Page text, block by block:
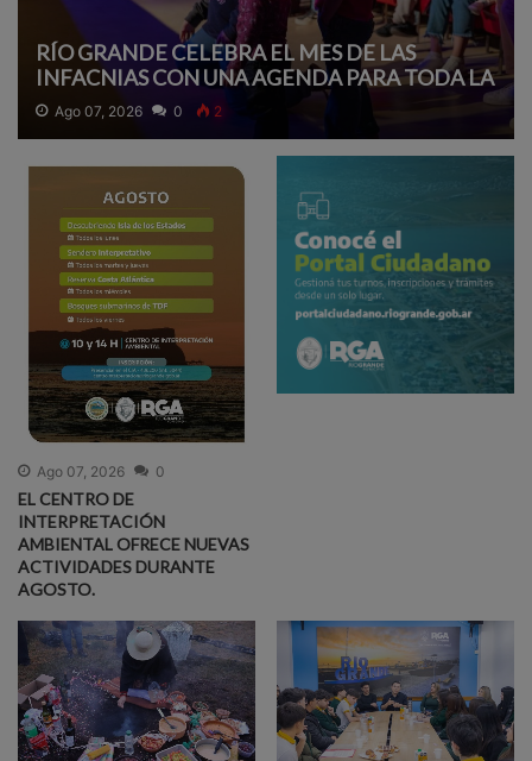
RÍO GRANDE CELEBRA EL MES DE LAS
INFACNIAS CON UNA AGENDA PARA TODA LA
FAMILIA.
Ago 07, 2026 0 2
Ago 07, 2026 0
EL CENTRO DE
INTERPRETACIÓN
AMBIENTAL OFRECE NUEVAS
ACTIVIDADES DURANTE
AGOSTO.